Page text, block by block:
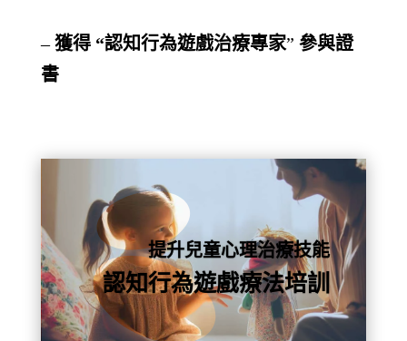
– 獲得 “認知行為遊戲治療專家” 參與證
書
提升兒童心理治療技能
認知行為遊戲療法培訓